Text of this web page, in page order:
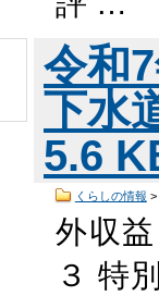
令和
下水
5.6
くらしの情報 >
外収
３ 特